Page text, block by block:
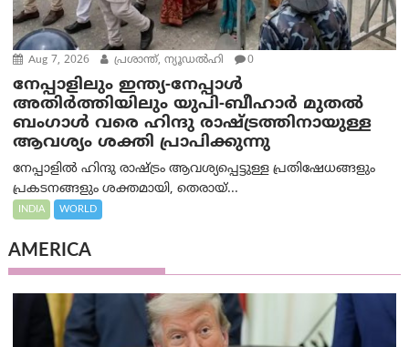
Aug 7, 2026 പ്രശാന്ത്, ന്യൂഡല്‍ഹി 0
നേപ്പാളിലും ഇന്ത്യ-നേപ്പാൾ
അതിർത്തിയിലും യുപി-ബീഹാർ മുതൽ
ബംഗാൾ വരെ ഹിന്ദു രാഷ്ട്രത്തിനായുള്ള
ആവശ്യം ശക്തി പ്രാപിക്കുന്നു
നേപ്പാളിൽ ഹിന്ദു രാഷ്ട്രം ആവശ്യപ്പെട്ടുള്ള പ്രതിഷേധങ്ങളും
പ്രകടനങ്ങളും ശക്തമായി, തെരായ്...
INDIA WORLD
AMERICA